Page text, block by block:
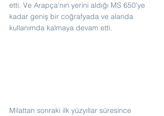
etti. Ve Arapça'nın yerini aldığı MS 650'ye
kadar geniş bir coğrafyada ve alanda
kullanımda kalmaya devam etti.
Milattan sonraki ilk yüzyıllar süresince